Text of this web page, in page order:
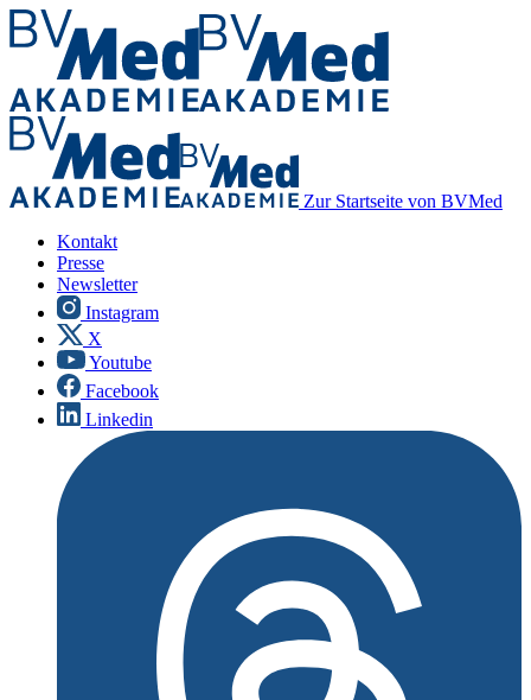
Zur Startseite von BVMed
Kontakt
Presse
Newsletter
Instagram
X
Youtube
Facebook
Linkedin